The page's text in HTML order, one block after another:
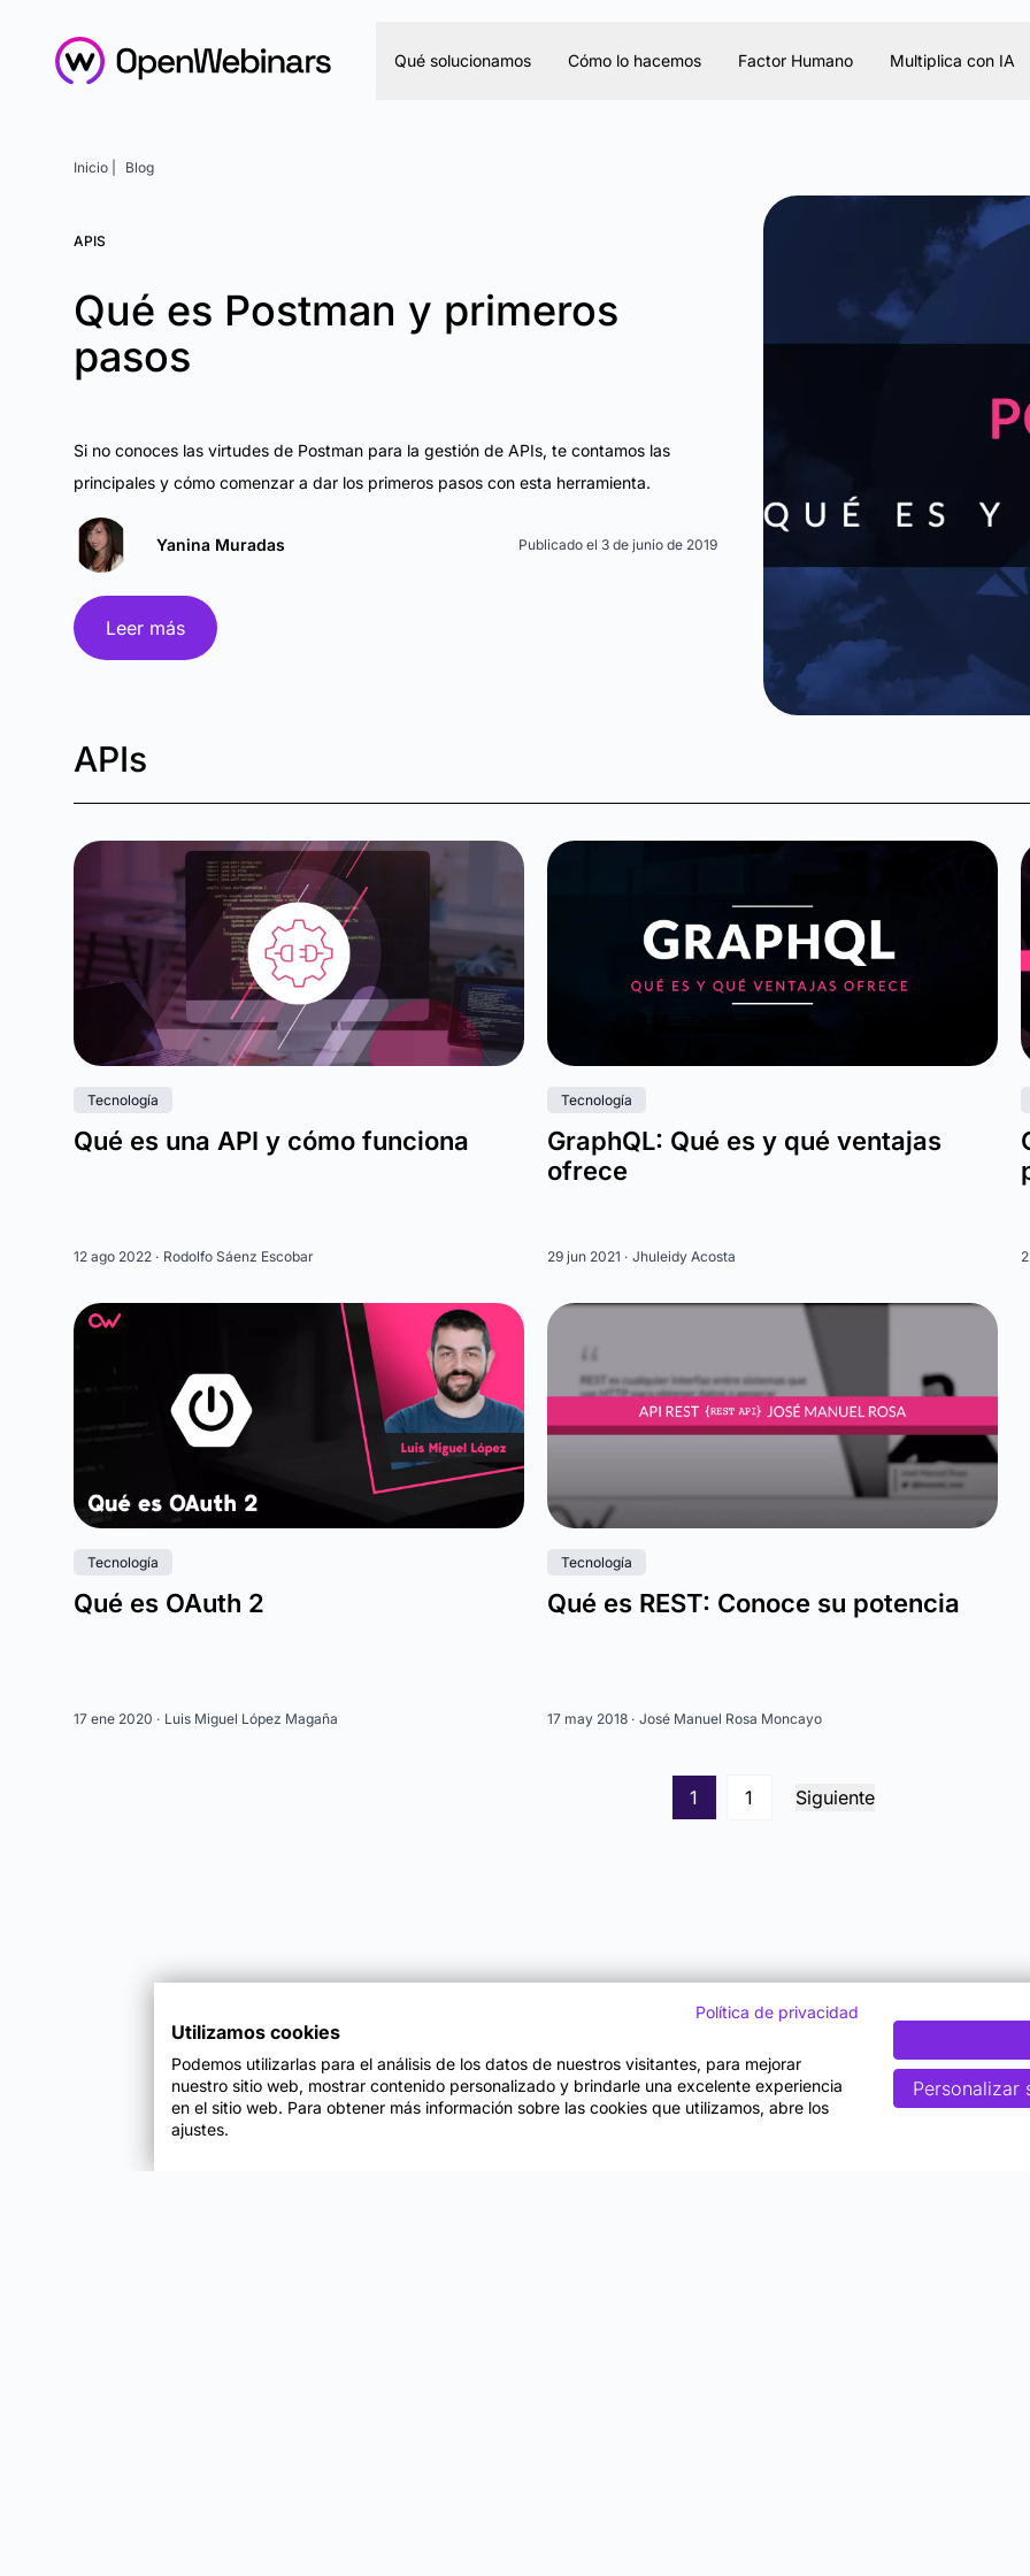
Qué solucionamos Cómo lo hacemos Factor Humano Multiplica con IA
Inicio | Blog
APIS
Qué es Postman y primeros
pasos
Si no conoces las virtudes de Postman para la gestión de APIs, te contamos las
principales y cómo comenzar a dar los primeros pasos con esta herramienta.
Yanina Muradas Publicado el 3 de junio de 2019
Leer más
APIs
Tecnología
Qué es una API y cómo funciona
12 ago 2022 · Rodolfo Sáenz Escobar
Tecnología
GraphQL: Qué es y qué ventajas
ofrece
29 jun 2021 · Jhuleidy Acosta
Tecnología
Qué es OAuth 2
17 ene 2020 · Luis Miguel López Magaña
Tecnología
Qué es REST: Conoce su potencia
17 may 2018 · José Manuel Rosa Moncayo
1 1 Siguiente
Política de privacidad
Utilizamos cookies
Podemos utilizarlas para el análisis de los datos de nuestros visitantes, para mejorar
nuestro sitio web, mostrar contenido personalizado y brindarle una excelente experiencia
en el sitio web. Para obtener más información sobre las cookies que utilizamos, abre los
ajustes.
Personalizar